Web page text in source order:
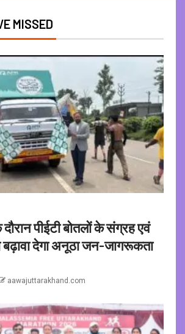
MISSED
पीईटी बोतलों के संग्रह एवं
बढ़ावा देगा अनूठा जन-जागरूकता
aawajuttarakhand.com